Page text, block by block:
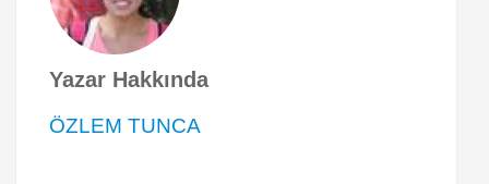
Yazar Hakkında
ÖZLEM TUNCA